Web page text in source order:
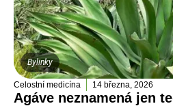
Bylinky
Celostní medicína 14 března, 2026
Agáve neznamená jen